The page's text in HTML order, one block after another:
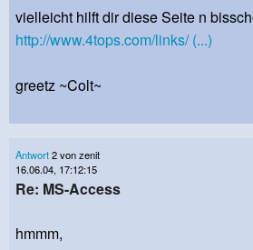
vielleicht hilft dir diese Seite n
http://www.4tops.com/links/ (...)
greetz ~Colt~
Antwort2 von zenit
16.06.04, 17:12:15
Re: MS-Access
hmmm,